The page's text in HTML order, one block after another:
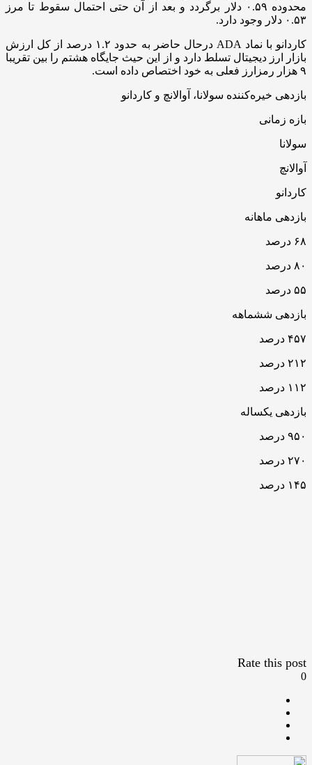
محدوده ۰.۵۹ دلار برگردد و بعد از آن حتی احتمال سقوط تا مرز
۰.۵۳ دلار وجود دارد.
کاردانو با نماد ADA درحال حاضر به حدود ۱.۲ درصد از کل ارزش
بازار ارز دیجیتال تسلط دارد و از این حیث جایگاه هشتم را بین تقریبا
۹ هزار رمزارز فعلی به خود اختصاص داده است.
بازدهی خیره‌کننده سولانا، آوالانچ و کاردانو
بازه زمانی
سولانا
آوالانچ
کاردانو
بازدهی ماهانه
۶۸ درصد
۸۰ درصد
۵۵ درصد
بازدهی ششماهه
۴۵۷ درصد
۲۱۲ درصد
۱۱۲ درصد
بازدهی یکساله
۹۵۰ درصد
۲۷۰ درصد
۱۴۵ درصد
Rate this post
0